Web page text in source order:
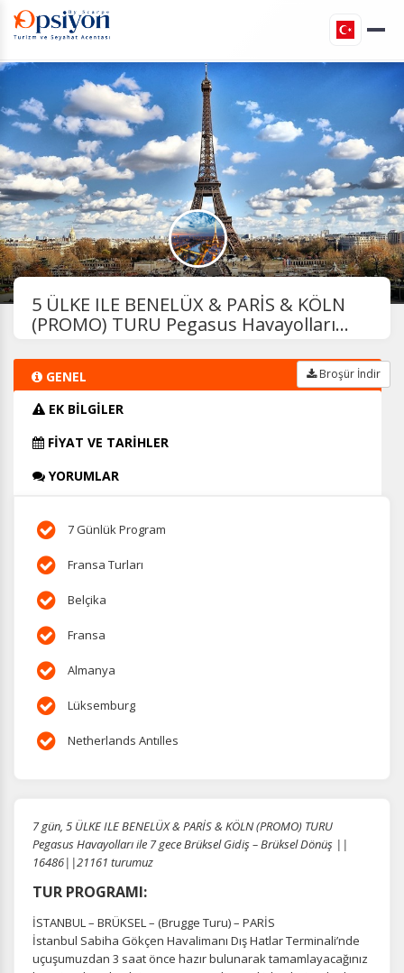
5 ÜLKE ILE BENELÜX & PARİS & KÖLN
(PROMO) TURU Pegasus Havayolları...
GENEL
EK BİLGİLER
FİYAT VE TARİHLER
YORUMLAR
Broşür İndir
7 Günlük Program
Fransa Turları
Belçika
Fransa
Almanya
Lüksemburg
Netherlands Antılles
7 gün, 5 ÜLKE ILE BENELÜX & PARİS & KÖLN (PROMO) TURU
Pegasus Havayolları ile 7 gece Brüksel Gidiş – Brüksel Dönüş ||
16486||21161 turumuz
TUR PROGRAMI:
İSTANBUL – BRÜKSEL – (Brugge Turu) – PARİS
İstanbul Sabiha Gökçen Havalimanı Dış Hatlar Terminali’nde
uçuşumuzdan 3 saat önce hazır bulunarak tamamlayacağınız